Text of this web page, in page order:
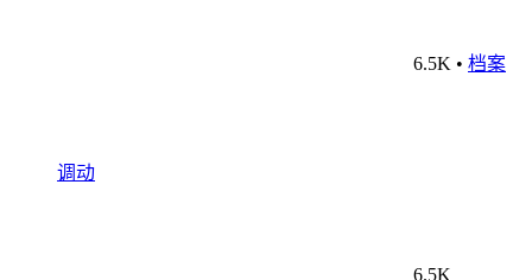
6.5K • 档案
调动
6.5K